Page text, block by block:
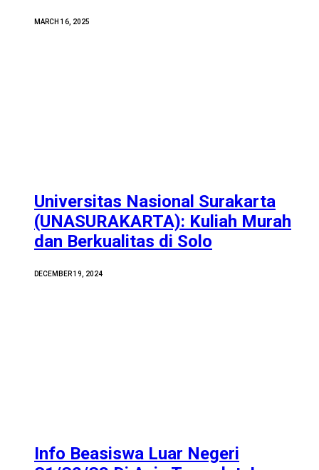
MARCH 16, 2025
Universitas Nasional Surakarta
(UNASURAKARTA): Kuliah Murah
dan Berkualitas di Solo
DECEMBER 19, 2024
Info Beasiswa Luar Negeri